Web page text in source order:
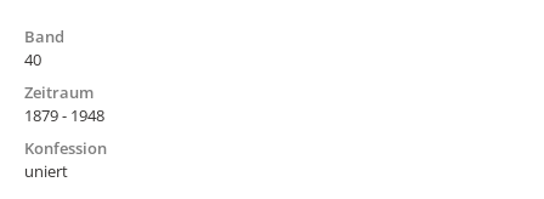
Band
40
Zeitraum
1879 - 1948
Konfession
uniert